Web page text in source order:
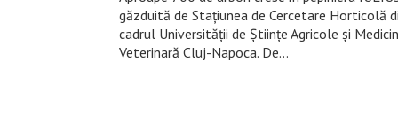
găzduită de Stațiunea de Cercetare Horticolă
cadrul Universității de Științe Agricole și
Veterinară Cluj-Napoca. De…